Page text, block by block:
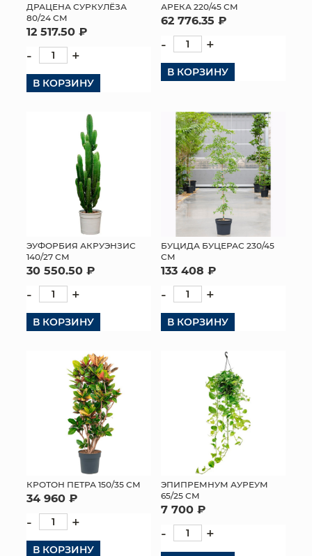
ДРАЦЕНА СУРКУЛЁЗА
80/24 СМ
12 517.50 ₽
- +
В КОРЗИНУ
АРЕКА 220/45 СМ
62 776.35 ₽
- +
В КОРЗИНУ
ЭУФОРБИЯ АКРУЭНЗИС
140/27 СМ
30 550.50 ₽
- +
В КОРЗИНУ
БУЦИДА БУЦЕРАС 230/45
СМ
133 408 ₽
- +
В КОРЗИНУ
КРОТОН ПЕТРА 150/35 СМ
34 960 ₽
- +
В КОРЗИНУ
ЭПИПРЕМНУМ АУРЕУМ
65/25 СМ
7 700 ₽
- +